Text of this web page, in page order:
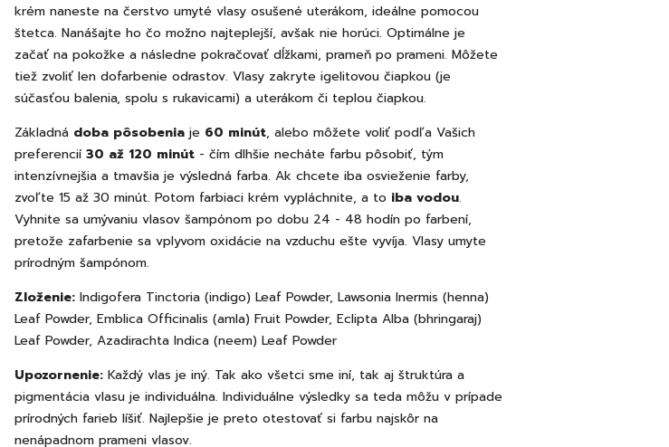
krém naneste na čerstvo umyté vlasy osušené uterákom, ideálne pomocou
štetca. Nanášajte ho čo možno najteplejší, avšak nie horúci. Optimálne je
začať na pokožke a následne pokračovať dĺžkami, prameň po prameni. Môžete
tiež zvoliť len dofarbenie odrastov. Vlasy zakryte igelitovou čiapkou (je
súčasťou balenia, spolu s rukavicami) a uterákom či teplou čiapkou.
Základná doba pôsobenia je 60 minút, alebo môžete voliť podľa Vašich
preferencií 30 až 120 minút - čím dlhšie necháte farbu pôsobiť, tým
intenzívnejšia a tmavšia je výsledná farba. Ak chcete iba osvieženie farby,
zvoľte 15 až 30 minút. Potom farbiaci krém vypláchnite, a to iba vodou.
Vyhnite sa umývaniu vlasov šampónom po dobu 24 - 48 hodín po farbení,
pretože zafarbenie sa vplyvom oxidácie na vzduchu ešte vyvíja. Vlasy umyte
prírodným šampónom.
Zloženie: Indigofera Tinctoria (indigo) Leaf Powder, Lawsonia Inermis (henna)
Leaf Powder, Emblica Officinalis (amla) Fruit Powder, Eclipta Alba (bhringaraj)
Leaf Powder, Azadirachta Indica (neem) Leaf Powder
Upozornenie: Každý vlas je iný. Tak ako všetci sme iní, tak aj štruktúra a
pigmentácia vlasu je individuálna. Individuálne výsledky sa teda môžu v prípade
prírodných farieb líšiť. Najlepšie je preto otestovať si farbu najskôr na
nenápadnom prameni vlasov.